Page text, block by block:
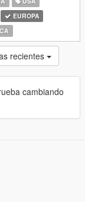
EUROPA
recientes
cambiando